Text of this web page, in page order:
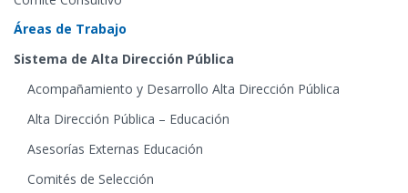
Áreas de Trabajo
Sistema de Alta Dirección Pública
Acompañamiento y Desarrollo Alta Dirección Pública
Alta Dirección Pública – Educación
Asesorías Externas Educación
Comités de Selección